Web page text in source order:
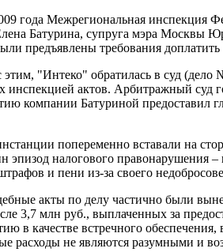
года Межрегиональная
Батурина, супруга мэра Москвы
предъявлены требования
этим, "Интеко" обратилась в суд
инспекцией актов. Арбитражный суд
компании Батуриной предоставил
попеременно вставали на
эпизод налогового правонарушения
и пени из-за своего
акты по делу частично были
3,7 млн руб., выплаченных за
в качестве встречного
расходы не являются разумными и